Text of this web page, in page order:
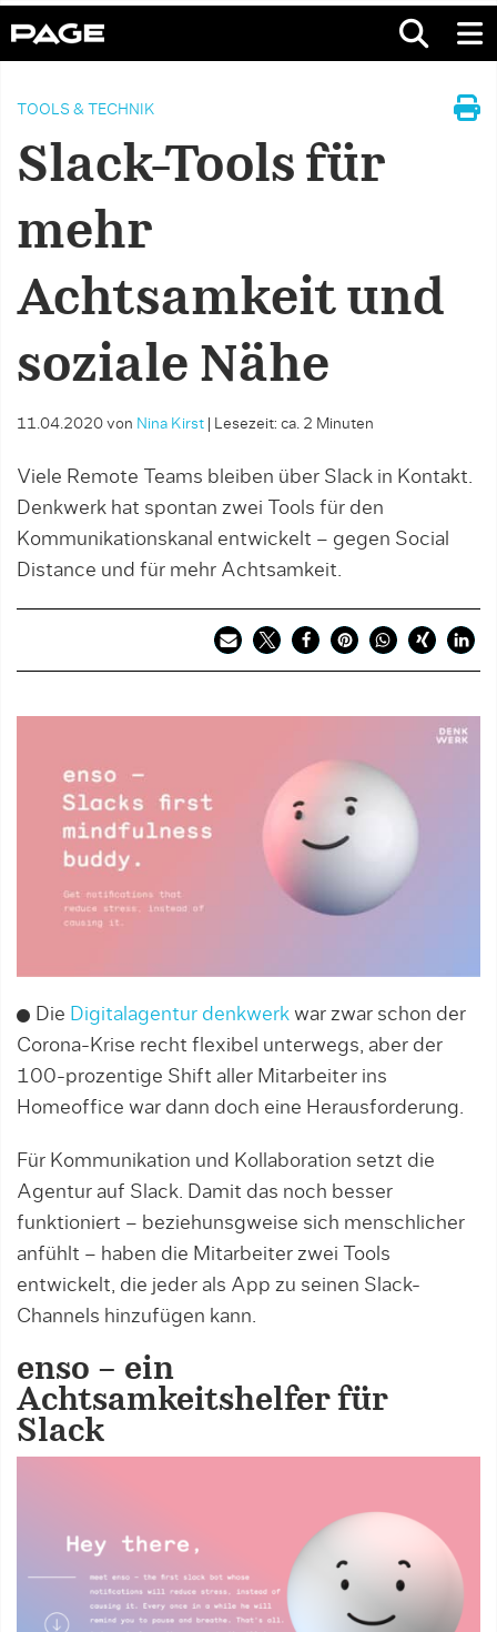
TOOLS & TECHNIK
Slack-Tools für
mehr
Achtsamkeit und
soziale Nähe
11.04.2020 von Nina Kirst Lesezeit: ca. 2 Minuten
Viele Remote Teams bleiben über Slack in Kontakt.
Denkwerk hat spontan zwei Tools für den
Kommunikationskanal entwickelt – gegen Social
Distance und für mehr Achtsamkeit.
Die Digitalagentur denkwerk war zwar schon der
Corona-Krise recht flexibel unterwegs, aber der
100-prozentige Shift aller Mitarbeiter ins
Homeoffice war dann doch eine Herausforderung.
Für Kommunikation und Kollaboration setzt die
Agentur auf Slack. Damit das noch besser
funktioniert – beziehunsgweise sich menschlicher
anfühlt – haben die Mitarbeiter zwei Tools
entwickelt, die jeder als App zu seinen Slack-
Channels hinzufügen kann.
enso – ein
Achtsamkeitshelfer für
Slack